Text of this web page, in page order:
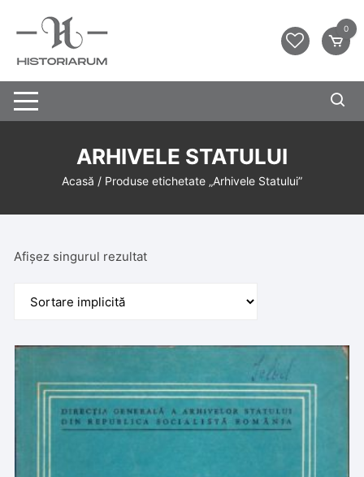
0
ARHIVELE STATULUI
Acasă / Produse etichetate „Arhivele Statului”
Afișez singurul rezultat